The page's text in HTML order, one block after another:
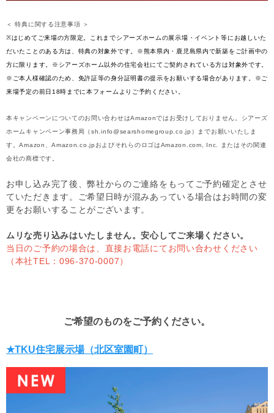
＜ 特典に関する注意事項 ＞
※はじめてご来場の方限定。これまでシアーズホームの展示場・イベント等にお越しいた
だいたことのある方は、特典の対象外です。※熊本県内・鹿児島県内で新築をご計画中の
方に限ります。※シアーズホーム以外の住宅会社にてご契約されている方は対象外です。
※ご本人様確認のため、免許証等の身分証明書の提示をお願いする場合があります。※ご
来場予定の前日18時までに本フォームよりご予約ください。
本キャンペーンについてのお問い合わせはAmazonではお受けしておりません。シアーズ
ホームキャンペーン事務局（sh.info@searshomegroup.co.jp）までお願いいたしま
す。Amazon、Amazon.co.jpおよびそれらのロゴはAmazon.com, Inc. またはその関連
会社の商標です。
お申し込み完了後、弊社からのご連絡をもってご予約確定とさせ
ていただきます。ご希望日時が混みあっている場合はお時間の変
更をお願いすることがございます。
ムリな売り込みはいたしません。安心してご来場ください。
当日のご予約の場合は、直接お電話にてお問い合わせください
（本社TEL：096-370-0007）
ご希望のものをご予約ください。
★TKU住宅展示場（北区室園町）